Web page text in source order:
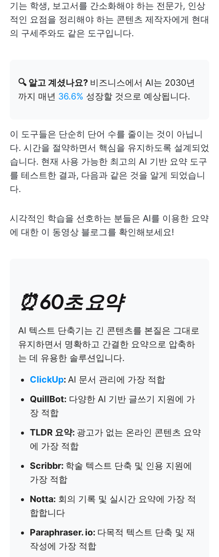
기는 학생, 보고서를 간소화해야 하는 전문가, 인상
적인 요점을 정리해야 하는 콘텐츠 제작자에게 현대
의 구세주와도 같은 도구입니다.
🔍 알고 계셨나요? 비즈니스에서 AI는 2030년
까지 매년 36.6% 성장할 것으로 예상됩니다.
이 도구들은 단순히 단어 수를 줄이는 것이 아닙니
다. 시간을 절약하면서 핵심을 유지하도록 설계되었
습니다. 현재 사용 가능한 최고의 AI 기반 요약 도구
를 테스트한 결과, 다음과 같은 것을 알게 되었습니
다.
시각적인 학습을 선호하는 분들은 AI를 이용한 요약
에 대한 이 동영상 블로그를 확인해보세요!
⏰ 60초 요약
AI 텍스트 단축기는 긴 콘텐츠를 본질은 그대로
유지하면서 명확하고 간결한 요약으로 압축하
는 데 유용한 솔루션입니다.
ClickUp: AI 문서 관리에 가장 적합
QuillBot: 다양한 AI 기반 글쓰기 지원에 가
장 적합
TLDR 요약: 광고가 없는 온라인 콘텐츠 요약
에 가장 적합
Scribbr: 학술 텍스트 단축 및 인용 지원에
가장 적합
Notta: 회의 기록 및 실시간 요약에 가장 적
합합니다
Paraphraser. io: 다목적 텍스트 단축 및 재
작성에 가장 적합